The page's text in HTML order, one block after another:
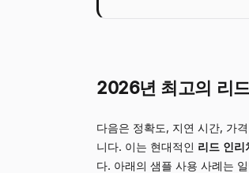
2026년 최고의 리
다음은 정확도, 지연 시간, 가
니다. 이는 현대적인 리드 인리
다. 아래의 샘플 사용 사례는